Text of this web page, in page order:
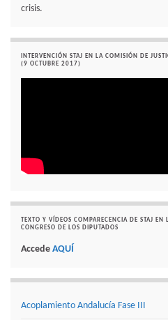
crisis.
INTERVENCIÓN STAJ EN LA COMISIÓN DE
(9 OCTUBRE 2017)
TEXTO Y VÍDEOS COMPARECENCIA DE STAJ
CONGRESO DE LOS DIPUTADOS
Accede AQUÍ
Acoplamiento Andalucía Fase III